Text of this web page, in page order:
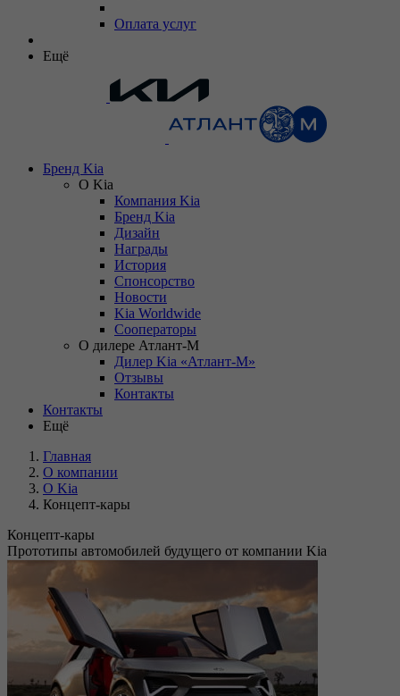
Оплата услуг
Ещё
Бренд Kia
О Kia
Компания Kia
Бренд Kia
Дизайн
Награды
История
Спонсорство
Новости
Kia Worldwide
Сооператоры
О дилере Атлант-М
Дилер Kia «Атлант-М»
Отзывы
Контакты
Контакты
Ещё
Главная
О компании
О Kia
Концепт-кары
Концепт-кары
Прототипы автомобилей будущего от компании Kia